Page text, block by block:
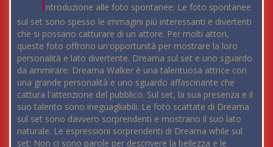
ntroduzione alle foto spontanee: Le foto spontanee
sul set sono spesso le immagini più interessanti e divertenti
che si possano catturare di un attore. Per molti attori,
queste foto offrono un'opportunità per mostrare la loro
personalità e lato divertente. Dreama sul set e uno sguardo
da ammirare: Dreama Walker è una talentuosa attrice con
una grande personalità e uno sguardo affascinante che
cattura l'attenzione del pubblico. Sul set, la sua presenza e il
suo talento sono ineguagliabili. Le foto scattate di Dreama
sul set sono davvero sorprendenti e mostrano il suo lato
naturale. Le espressioni sorprendenti di Dreama while sul
set: Non ci sono parole per descrivere la bellezza e le